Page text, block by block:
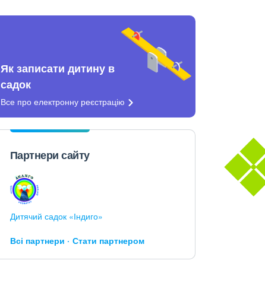
Як записати дитину в
садок
Все про електронну реєстрацію
Партнери сайту
Дитячий садок «Індиго»
Всі партнери Стати партнером